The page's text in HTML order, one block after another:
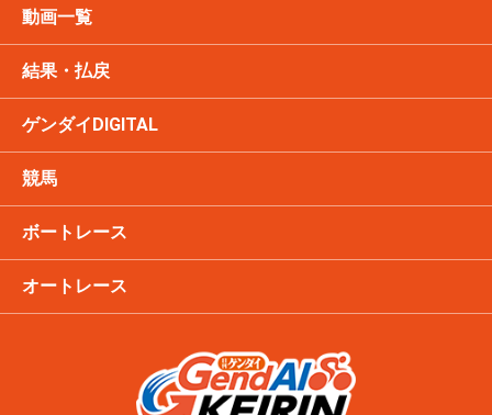
動画一覧
結果・払戻
ゲンダイDIGITAL
競馬
ボートレース
オートレース